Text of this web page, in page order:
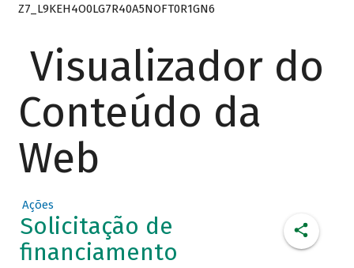
Z7_L9KEH4O0LG7R40A5NOFT0R1GN6
Visualizador do
Conteúdo da
Web
Ações
Solicitação de
financiamento